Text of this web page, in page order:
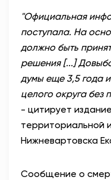
"Официальная
поступала. На
должно быть
решения [...]
думы еще 3,5 года
целого округа без
- цитирует
территориальной
Нижневартовска
Сообщение о